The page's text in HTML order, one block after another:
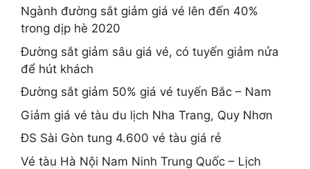
Ngành đường sắt giảm giá vé lên đến 40%
trong dịp hè 2020
Đường sắt giảm sâu giá vé, có tuyến giảm nửa
để hút khách
Đường sắt giảm 50% giá vé tuyến Bắc – Nam
Giảm giá vé tàu du lịch Nha Trang, Quy Nhơn
ĐS Sài Gòn tung 4.600 vé tàu giá rẻ
Vé tàu Hà Nội Nam Ninh Trung Quốc – Lịch